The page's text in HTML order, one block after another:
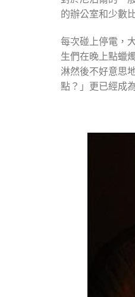
的辦公室和少數
每次碰上停電，
生們在晚上點蠟
淋然後不好意思
點？」更已經成